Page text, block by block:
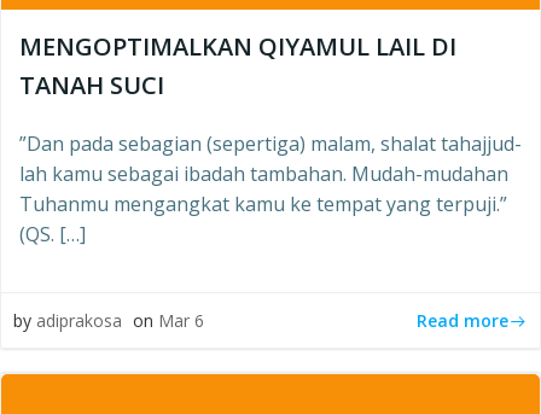
MENGOPTIMALKAN QIYAMUL LAIL DI
TANAH SUCI
”Dan pada sebagian (sepertiga) malam, shalat tahajjud-
lah kamu sebagai ibadah tambahan. Mudah-mudahan
Tuhanmu mengangkat kamu ke tempat yang terpuji.”
(QS. […]
by adiprakosa on Mar 6 Read more